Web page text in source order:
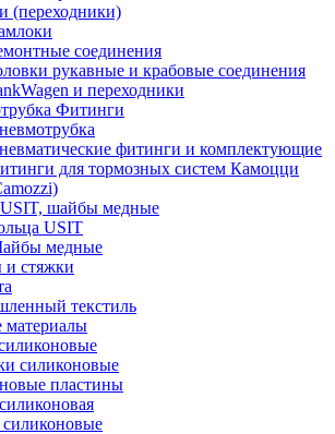
(переходники)
соединения
рукавные и крабовые соединения
и переходники
Фитинги
фитинги и комплектующие
для тормозных систем Камоцци
шайбы медные
USIT
медные
стяжки
текстиль
силиконовые
пластины